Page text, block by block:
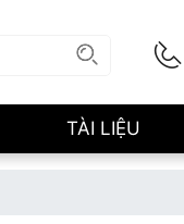
TÀI LIỆU